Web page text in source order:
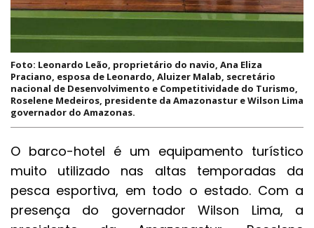
Foto: Leonardo Leão, proprietário do navio, Ana Eliza
Praciano, esposa de Leonardo, Aluizer Malab, secretário
nacional de Desenvolvimento e Competitividade do Turismo,
Roselene Medeiros, presidente da Amazonastur e Wilson Lima
governador do Amazonas.
O barco-hotel é um equipamento turístico
muito utilizado nas altas temporadas da
pesca esportiva, em todo o estado. Com a
presença do governador Wilson Lima, a